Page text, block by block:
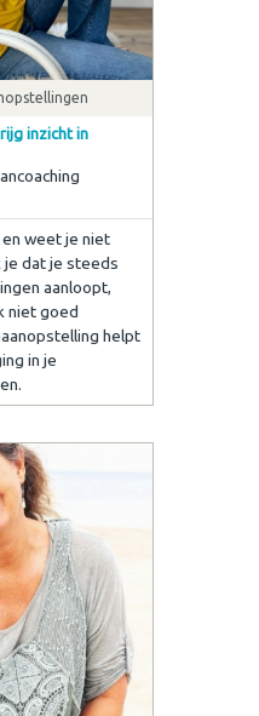
inzicht in
weet je niet
je dat je steeds
aanloopt,
niet goed
helpt
in je